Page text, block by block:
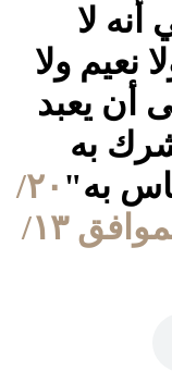
أنه لا
نعيم ولا
أن يعبد
به
به"
٢٠/
جمادى الآخرة/١٤٤٤ الموافق ١٣/